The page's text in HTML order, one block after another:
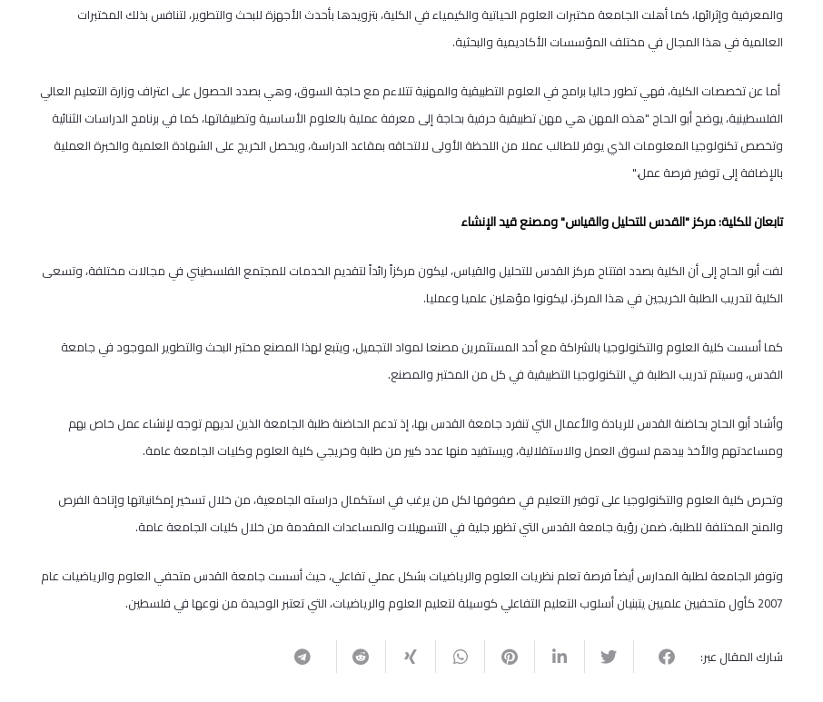
والمعرفية وإثرائها، كما أهلت الجامعة مختبرات العلوم الحياتية والكيمياء في الكلية، بتزويدها بأحدث الأجهزة للبحث والتطوير، لتنافس بذلك المختبرات
العالمية في هذا المجال في مختلف المؤسسات الأكاديمية والبحثية.
أما عن تخصصات الكلية، فهي تطور حاليا برامج في العلوم التطبيقية والمهنية تتلاءم مع حاجة السوق، وهي بصدد الحصول على اعتراف وزارة التعليم العالي
الفلسطينية، يوضح أبو الحاج "هذه المهن هي مهن تطبيقية حرفية بحاجة إلى معرفة عملية بالعلوم الأساسية وتطبيقاتها، كما في برنامج الدراسات الثنائية
وتخصص تكنولوجيا المعلومات الذي يوفر للطالب عملا من اللحظة الأولى لالتحاقه بمقاعد الدراسة، ويحصل الخريج على الشهادة العلمية والخبرة العملية
بالإضافة إلى توفير فرصة عمل."
تابعان للكلية: مركز "القدس للتحليل والقياس" ومصنع قيد الإنشاء
لفت أبو الحاج إلى أن الكلية بصدد افتتاح مركز القدس للتحليل والقياس، ليكون مركزاً رائداً لتقديم الخدمات للمجتمع الفلسطيني في مجالات مختلفة، وتسعى
الكلية لتدريب الطلبة الخريجين في هذا المركز، ليكونوا مؤهلين علميا وعمليا.
كما أسست كلية العلوم والتكنولوجيا بالشراكة مع أحد المستثمرين مصنعا لمواد التجميل، ويتبع لهذا المصنع مختبر البحث والتطوير الموجود في جامعة
القدس، وسيتم تدريب الطلبة في التكنولوجيا التطبيقية في كل من المختبر والمصنع.
وأشاد أبو الحاج بحاضنة القدس للريادة والأعمال التي تنفرد جامعة القدس بها، إذ تدعم الحاضنة طلبة الجامعة الذين لديهم توجه لإنشاء عمل خاص بهم
ومساعدتهم والأخذ بيدهم لسوق العمل والاستقلالية، ويستفيد منها عدد كبير من طلبة وخريجي كلية العلوم وكليات الجامعة عامة.
وتحرص كلية العلوم والتكنولوجيا على توفير التعليم في صفوفها لكل من يرغب في استكمال دراسته الجامعية، من خلال تسخير إمكانياتها وإتاحة الفرص
والمنح المختلفة للطلبة، ضمن رؤية جامعة القدس التي تظهر جلية في التسهيلات والمساعدات المقدمة من خلال كليات الجامعة عامة.
وتوفر الجامعة لطلبة المدارس أيضاً فرصة تعلم نظريات العلوم والرياضيات بشكل عملي تفاعلي، حيث أسست جامعة القدس متحفي العلوم والرياضيات عام
2007 كأول متحفيين علميين يتبنيان أسلوب التعليم التفاعلي كوسيلة لتعليم العلوم والرياضيات، التي تعتبر الوحيدة من نوعها في فلسطين.
شارك المقال عبر: